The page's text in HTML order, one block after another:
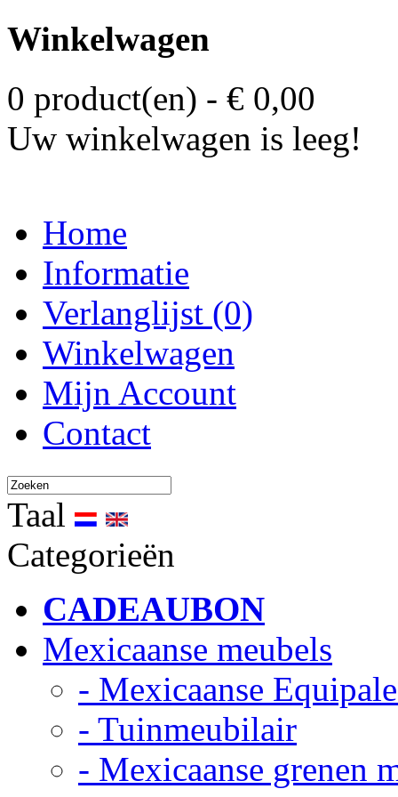
Winkelwagen
0 product(en) - € 0,00
Uw winkelwagen is leeg!
Home
Informatie
Verlanglijst (0)
Winkelwagen
Mijn Account
Contact
Taal
Categorieën
CADEAUBON
Mexicaanse meubels
- Mexicaanse
- Tuinmeubilair
- Mexicaanse grenen